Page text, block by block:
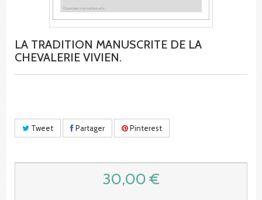
LA TRADITION MANUSCRITE DE LA
CHEVALERIE VIVIEN.
Tweet Partager Pinterest
30,00 €